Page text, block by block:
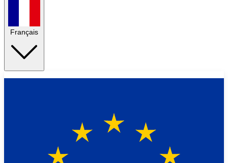
Français